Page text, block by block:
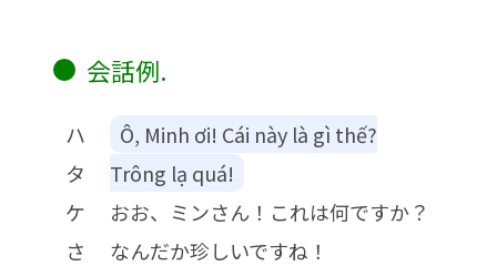
会話例.
ハ
タ
ケ
さ
Ô, Minh ơi! Cái này là gì thế?
Trông lạ quá!
おお、ミンさん！これは何ですか？
なんだか珍しいですね！